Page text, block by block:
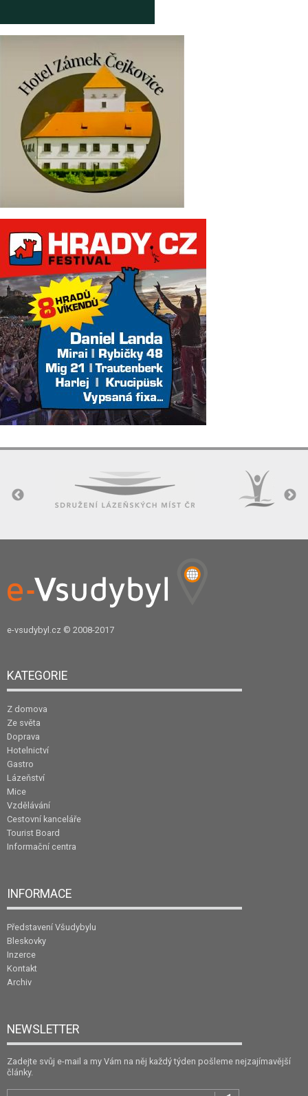
e-vsudybyl.cz © 2008-2017
KATEGORIE
Z domova
Ze světa
Doprava
Hotelnictví
Gastro
Lázeňství
Mice
Vzdělávání
Cestovní kanceláře
Tourist Board
Informační centra
INFORMACE
Představení Všudybylu
Bleskovky
Inzerce
Kontakt
Archiv
NEWSLETTER
Zadejte svůj e-mail a my Vám na něj každý týden pošleme nejzajímavější
články.